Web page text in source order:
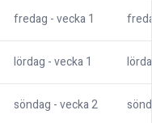
fredag - vecka1
lördag - vecka1
söndag - vecka2